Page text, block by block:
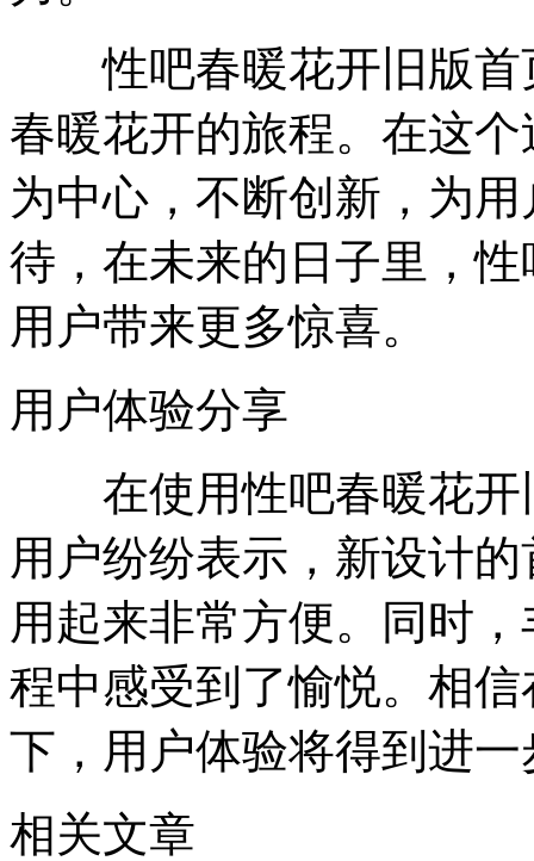
性吧春暖花开旧版首
春暖花开的旅程。在这
为中心，不断创新，为
待，在未来的日子里，
用户带来更多惊喜。
用户体验分享
在使用性吧春暖花开
用户纷纷表示，新设计
用起来非常方便。同时
程中感受到了愉悦。相
下，用户体验将得到进
相关文章